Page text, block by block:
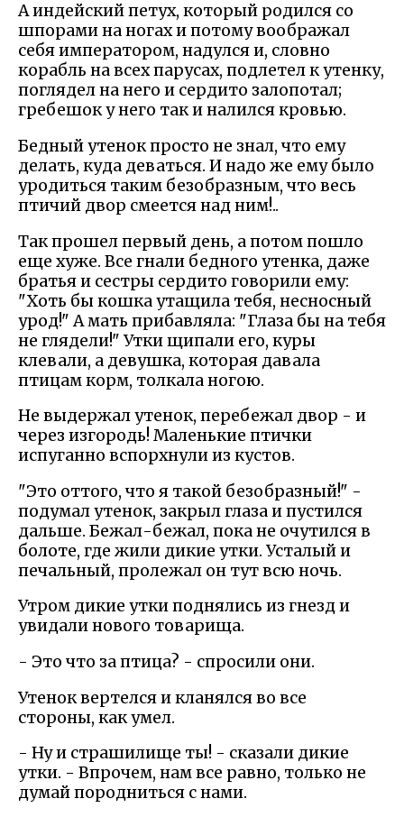
А индейский петух, который родился со
шпорами на ногах и потому воображал
себя императором, надулся и, словно
корабль на всех парусах, подлетел к утенку,
поглядел на него и сердито залопотал;
гребешок у него так и налился кровью.
Бедный утенок просто не знал, что ему
делать, куда деваться. И надо же ему было
уродиться таким безобразным, что весь
птичий двор смеется над ним!..
Так прошел первый день, а потом пошло
еще хуже. Все гнали бедного утенка, даже
братья и сестры сердито говорили ему:
"Хоть бы кошка утащила тебя, несносный
урод!" А мать прибавляла: "Глаза бы на тебя
не глядели!" Утки щипали его, куры
клевали, а девушка, которая давала
птицам корм, толкала ногою.
Не выдержал утенок, перебежал двор - и
через изгородь! Маленькие птички
испуганно вспорхнули из кустов.
"Это оттого, что я такой безобразный!" -
подумал утенок, закрыл глаза и пустился
дальше. Бежал-бежал, пока не очутился в
болоте, где жили дикие утки. Усталый и
печальный, пролежал он тут всю ночь.
Утром дикие утки поднялись из гнезд и
увидали нового товарища.
- Это что за птица? - спросили они.
Утенок вертелся и кланялся во все
стороны, как умел.
- Ну и страшилище ты! - сказали дикие
утки. - Впрочем, нам все равно, только не
думай породниться с нами.